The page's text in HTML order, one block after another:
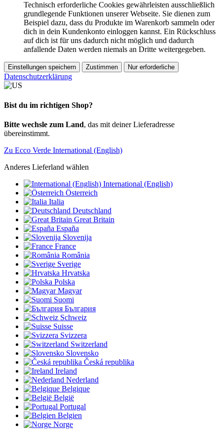
Technisch erforderliche Cookies gewährleisten ausschließlich
grundlegende Funktionen unserer Webseite. Sie dienen zum
Beispiel dazu, dass du Produkte im Warenkorb sammeln oder
dich in dein Kundenkonto einloggen kannst. Ein Rückschluss
auf dich ist für uns dadurch nicht möglich und dadurch
anfallende Daten werden niemals an Dritte weitergegeben.
Einstellungen speichern Zustimmen Nur erforderliche
Datenschutzerklärung
Bist du im richtigen Shop?
Bitte wechsle zum Land, das mit deiner Lieferadresse
übereinstimmt.
Zu Ecco Verde International (English)
Anderes Lieferland wählen
International (English)
Österreich
Italia
Deutschland
Great Britain
España
Slovenija
France
România
Sverige
Hrvatska
Polska
Magyar
Suomi
България
Schweiz
Suisse
Svizzera
Switzerland
Slovensko
Česká republika
Ireland
Nederland
Belgique
België
Portugal
Belgien
Norge